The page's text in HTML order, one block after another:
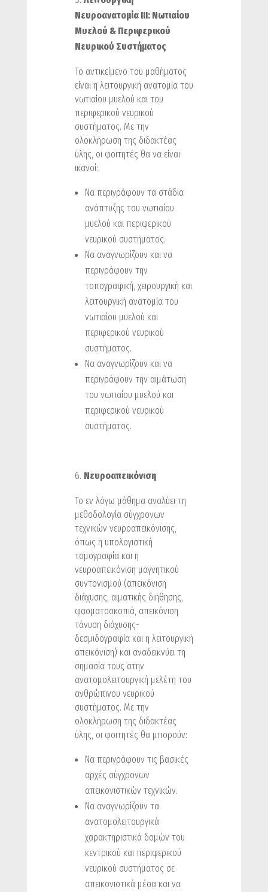
Νευροανατομία ΙΙΙ: Νωτιαίου
Μυελού & Περιφερικού
Νευρικού Συστήματος
Το αντικείμενο του μαθήματος
είναι η λειτουργική ανατομία του
νωτιαίου μυελού και του
περιφερικού νευρικού
συστήματος. Με την
ολοκλήρωση της διδακτέας
ύλης, οι φοιτητές θα να είναι
ικανοί:
Να περιγράφουν τα στάδια
ανάπτυξης του νωτιαίου
μυελού και περιφερικού
νευρικού συστήματος.
Να αναγνωρίζουν και να
περιγράφουν την
τοπογραφική, χειρουργική και
λειτουργική ανατομία του
νωτιαίου μυελού και
περιφερικού νευρικού
συστήματος.
Να αναγνωρίζουν και να
περιγράφουν την αιμάτωση
του νωτιαίου μυελού και
περιφερικού νευρικού
συστήματος.
Νευροαπεικόνιση
Το εν λόγω μάθημα αναλύει τη
μεθοδολογία σύγχρονων
τεχνικών νευροαπεικόνισης,
όπως η υπολογιστική
τομογραφία και η
νευροαπεικόνιση μαγνητικού
συντονισμού (απεικόνιση
διάχυσης, αιματικής διήθησης,
φασματοσκοπιά, απεικόνιση
τάνυση διάχυσης-
δεσμιδογραφία και η λειτουργική
απεικόνιση) και αναδεικνύει τη
σημασία τους στην
ανατομολειτουργική μελέτη του
ανθρώπινου νευρικού
συστήματος. Με την
ολοκλήρωση της διδακτέας
ύλης, οι φοιτητές θα μπορούν:
Nα περιγράφουν τις βασικές
αρχές σύγχρονων
απεικονιστικών τεχνικών.
Να αναγνωρίζουν τα
ανατομολειτουργικά
χαρακτηριστικά δομών του
κεντρικού και περιφερικού
νευρικού συστήματος σε
απεικονιστικά μέσα και να